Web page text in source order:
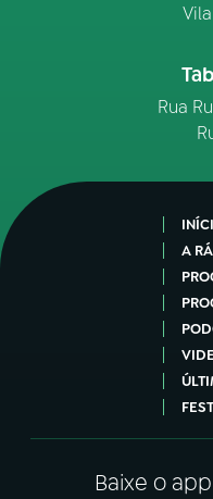
Rua
A
Baixe o